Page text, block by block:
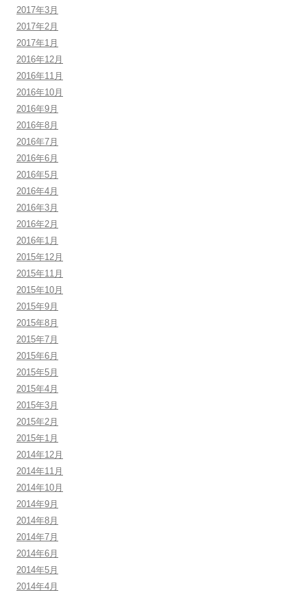
2017年3月
2017年2月
2017年1月
2016年12月
2016年11月
2016年10月
2016年9月
2016年8月
2016年7月
2016年6月
2016年5月
2016年4月
2016年3月
2016年2月
2016年1月
2015年12月
2015年11月
2015年10月
2015年9月
2015年8月
2015年7月
2015年6月
2015年5月
2015年4月
2015年3月
2015年2月
2015年1月
2014年12月
2014年11月
2014年10月
2014年9月
2014年8月
2014年7月
2014年6月
2014年5月
2014年4月